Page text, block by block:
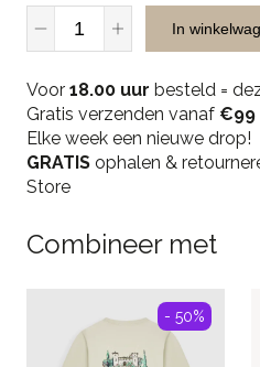
Malelions
Men
Towelling
T-
Shirt
-
Navy
In
Voor 18.00 uur besteld =
Gratis verzenden vanaf €99
Elke week een nieuwe drop!
GRATIS ophalen &
Store
Combineer met
- 50%